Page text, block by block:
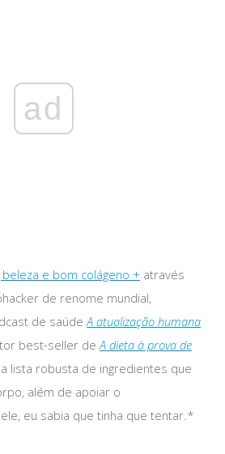
ad
beleza e bom colágeno + através
de renome mundial,
de saúdeA atualização humana
best-seller deA dieta à prova de
lista robusta de ingredientes que
além de apoiar o
eu sabia que tinha que tentar.*